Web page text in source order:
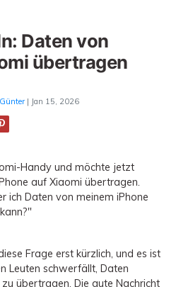
Daten von
übertragen
| Jan 15, 2026
Handy und möchte jetzt
auf Xiaomi übertragen.
ich Daten von meinem iPhone
Frage erst kürzlich, und es ist
Leuten schwerfällt, Daten
übertragen. Die gute Nachricht